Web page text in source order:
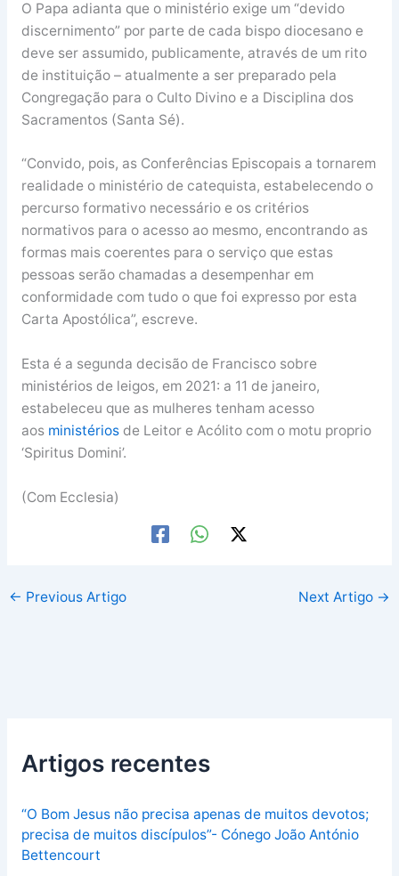
O Papa adianta que o ministério exige um “devido
discernimento” por parte de cada bispo diocesano e
deve ser assumido, publicamente, através de um rito
de instituição – atualmente a ser preparado pela
Congregação para o Culto Divino e a Disciplina dos
Sacramentos (Santa Sé).
“Convido, pois, as Conferências Episcopais a tornarem
realidade o ministério de catequista, estabelecendo o
percurso formativo necessário e os critérios
normativos para o acesso ao mesmo, encontrando as
formas mais coerentes para o serviço que estas
pessoas serão chamadas a desempenhar em
conformidade com tudo o que foi expresso por esta
Carta Apostólica”, escreve.
Esta é a segunda decisão de Francisco sobre
ministérios de leigos, em 2021: a 11 de janeiro,
estabeleceu que as mulheres tenham acesso
aos ministériosde Leitor e Acólito com o motu proprio
‘Spiritus Domini’.
(Com Ecclesia)
← Previous Artigo Next Artigo →
Artigos recentes
“O Bom Jesus não precisa apenas de muitos devotos;
precisa de muitos discípulos”- Cónego João António
Bettencourt